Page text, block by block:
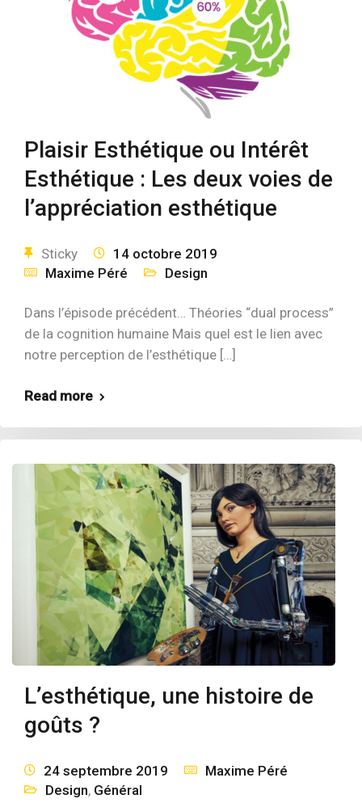
Plaisir Esthétique ou Intérêt
Esthétique : Les deux voies de
l’appréciation esthétique
Sticky
14 octobre 2019
Maxime Péré
Design
Dans l’épisode précédent… Théories “dual process”
de la cognition humaine Mais quel est le lien avec
notre perception de l’esthétique […]
Read more
L’esthétique, une histoire de
goûts ?
24 septembre 2019
Maxime Péré
Design, Général